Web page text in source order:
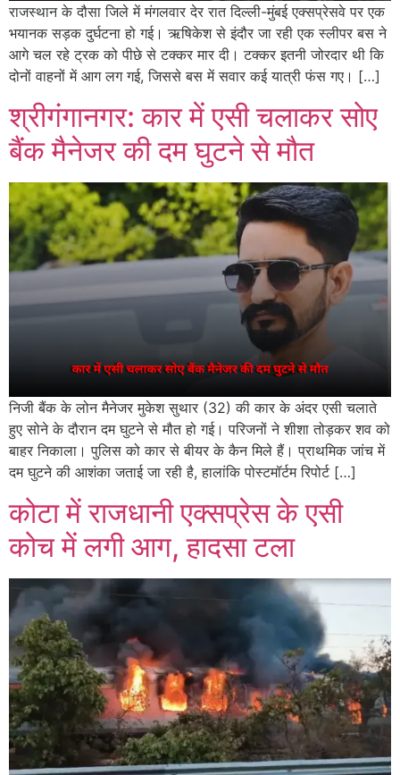
राजस्थान के दौसा जिले में मंगलवार देर रात दिल्ली-मुंबई एक्सप्रेसवे पर एक
भयानक सड़क दुर्घटना हो गई। ऋषिकेश से इंदौर जा रही एक स्लीपर बस ने
आगे चल रहे ट्रक को पीछे से टक्कर मार दी। टक्कर इतनी जोरदार थी कि
दोनों वाहनों में आग लग गई, जिससे बस में सवार कई यात्री फंस गए। […]
श्रीगंगानगर: कार में एसी चलाकर सोए
बैंक मैनेजर की दम घुटने से मौत
निजी बैंक के लोन मैनेजर मुकेश सुथार (32) की कार के अंदर एसी चलाते
हुए सोने के दौरान दम घुटने से मौत हो गई। परिजनों ने शीशा तोड़कर शव को
बाहर निकाला। पुलिस को कार से बीयर के कैन मिले हैं। प्राथमिक जांच में
दम घुटने की आशंका जताई जा रही है, हालांकि पोस्टमॉर्टम रिपोर्ट […]
कोटा में राजधानी एक्सप्रेस के एसी
कोच में लगी आग, हादसा टला